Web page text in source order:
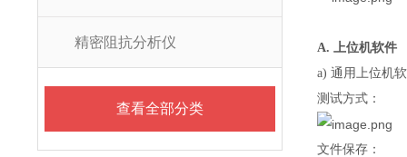
精密阻抗分析仪
查看全部分类
A. 上位机软件
a) 通用上位机
测试方式：
文件保存：